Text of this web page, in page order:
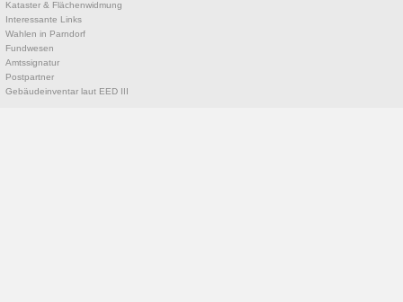
Kataster & Flächenwidmung
Interessante Links
Wahlen in Parndorf
Fundwesen
Amtssignatur
Postpartner
Gebäudeinventar laut EED III